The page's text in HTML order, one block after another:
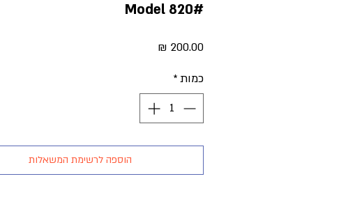
#Model 820
כמות*
הוספה לרשימת המשאלות